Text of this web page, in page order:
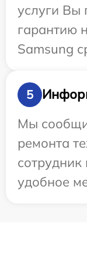
услуги Вы
гарантию
Samsung
5
Мы
ремонта
сотрудник
удобное